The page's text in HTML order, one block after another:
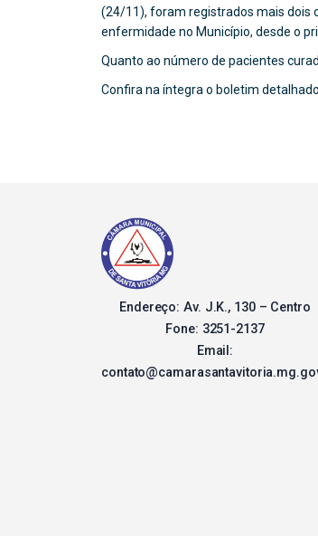
(24/11), foram registrados mais dois
enfermidade no Município, desde o
Quanto ao número de pacientes
Confira na íntegra o boletim
Endereço: Av. J.K., 130 – Centro
Fone: 3251-2137
Email: